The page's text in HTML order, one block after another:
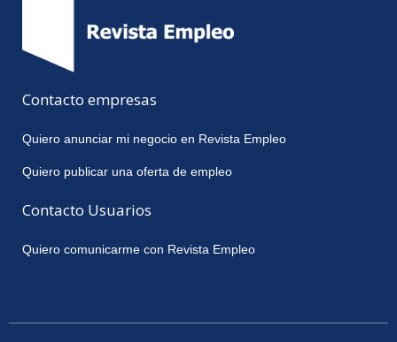
Contacto empresas
Quiero anunciar mi negocio en Revista Empleo
Quiero publicar una oferta de empleo
Contacto Usuarios
Quiero comunicarme con Revista Empleo